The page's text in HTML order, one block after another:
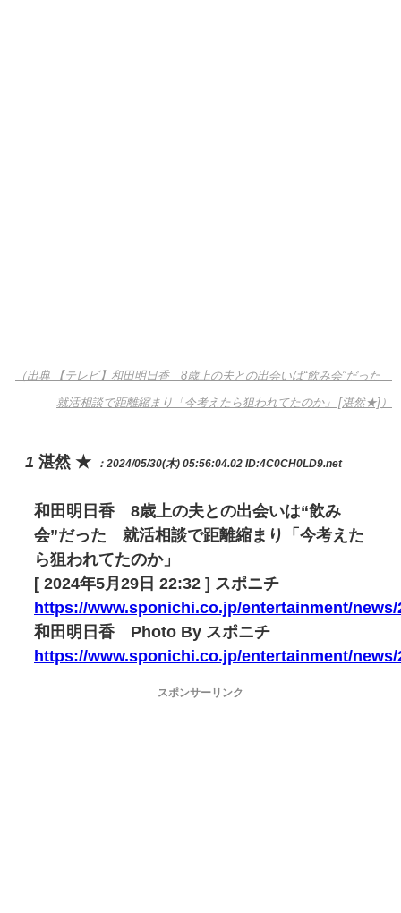
（出典 【テレビ】和田明日香 8歳上の夫との出会いは“飲み会”だった
就活相談で距離縮まり「今考えたら狙われてたのか」 [湛然★]）
1 湛然 ★ ：2024/05/30(木) 05:56:04.02 ID:4C0CH0LD9.net
和田明日香 8歳上の夫との出会いは“飲み
会”だった 就活相談で距離縮まり「今考えた
ら狙われてたのか」
[ 2024年5月29日 22:32 ] スポニチ
https://www.sponichi.co.jp/entertainment/news/
和田明日香 Photo By スポニチ
https://www.sponichi.co.jp/entertainment/news/
スポンサーリンク